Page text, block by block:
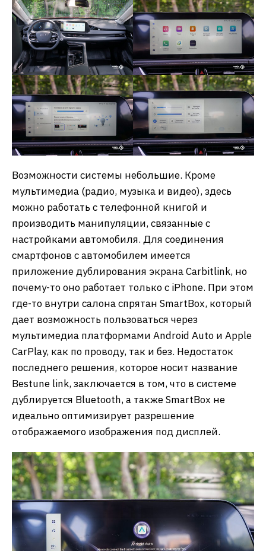
Возможности системы небольшие. Кроме
мультимедиа (радио, музыка и видео), здесь
можно работать с телефонной книгой и
производить манипуляции, связанные с
настройками автомобиля. Для соединения
смартфонов с автомобилем имеется
приложение дублирования экрана Carbitlink, но
почему-то оно работает только с iPhone. При этом
где-то внутри салона спрятан SmartBox, который
дает возможность пользоваться через
мультимедиа платформами Android Auto и Apple
CarPlay, как по проводу, так и без. Недостаток
последнего решения, которое носит название
Bestune link, заключается в том, что в системе
дублируется Bluetooth, а также SmartBox не
идеально оптимизирует разрешение
отображаемого изображения под дисплей.